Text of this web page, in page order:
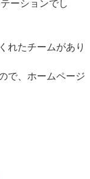
ーションでし
れたチームがあり
で、ホームページ